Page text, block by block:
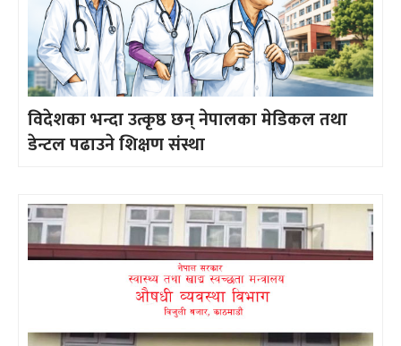
विदेशका भन्दा उत्कृष्ठ छन् नेपालका मेडिकल तथा
डेन्टल पढाउने शिक्षण संस्था